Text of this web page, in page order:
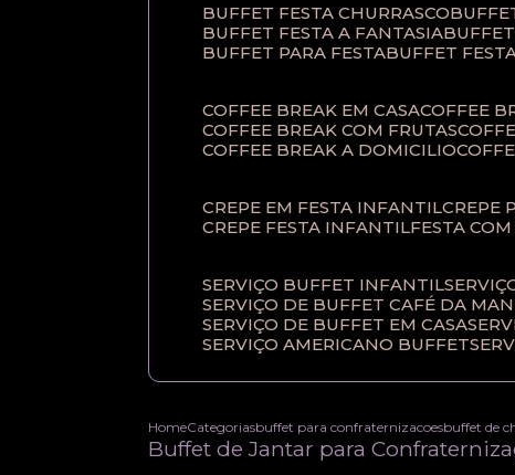
BUFFET FESTA CHURRASCO
BUFFET FESTA A FANTASIA
BUFFET PARA FESTA
BUFFET
COFFEE BREAK EM CASA COFFEE
COFFEE BREAK COM FRUTAS
COFFEE BREAK A DOMICILIO
CREPE EM FESTA INFANTIL
CREPE FESTA INFANTIL FESTA
SERVIÇO BUFFET INFANTIL
SERVIÇO DE BUFFET CAFÉ DA
SERVIÇO DE BUFFET EM CASA
SERVIÇO AMERICANO BUFFET
HomeCategoriasbuffet para confraternizacoesbuffet de
Buffet de Jantar para